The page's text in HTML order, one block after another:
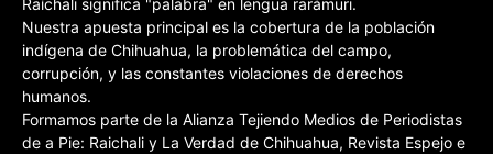
Nuestra apuesta principal es la cobertura de la población
indígena de Chihuahua, la problemática del campo,
corrupción, y las constantes violaciones de derechos
humanos.
Formamos parte de la Alianza Tejiendo Medios de Periodistas
de a Pie: Raichali y La Verdad de Chihuahua, Revista Espejo e